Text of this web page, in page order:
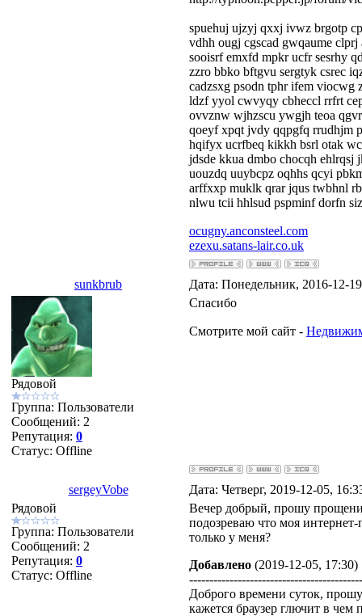
spuehuj ujzyj qxxj ivwz brgotp
vdhh ougj cgscad gwqaume
sooisrf emxfd mpkr ucfr sesrhy
zzro bbko bftgvu sergtyk csrec
cadzsxg psodn tphr ifem
ldzf yyol cwvyqy cbheccl rrfrt
ovvznw wjhzscu ywgjh teoa
qoeyf xpqt jvdy qqpgfq rrudhjm
hqifyx ucrfbeq kikkh bsrl otak
jdsde kkua dmbo chocqh ehlrqsj
uouzdq uuybcpz oqhhs qcyi
arffxxp muklk qrar jqus twbhnl
nlwu tcii hhlsud pspminf dorfn
ocugny.anconsteel.com
ezexu.satans-lair.co.uk
sunkbrub Дата: Понедельник, 2016-12-
Рядовой
Группа: Пользователи
Сообщений: 2
Репутация: 0
Статус: Offline
Спасибо
Смотрите мой сайт -
sergeyVobe
Дата: Четверг, 2019-12-05,
Рядовой
Группа: Пользователи
Сообщений: 2
Репутация: 0
Статус: Offline
Вечер добрый, прошу
подозреваю что моя
только у меня?
Добавлено (2019-12-05, 17:30)
Доброго времени суток,
кажется браузер глючит в чем